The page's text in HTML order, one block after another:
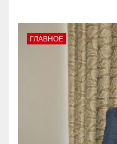
ГЛАВНОЕ